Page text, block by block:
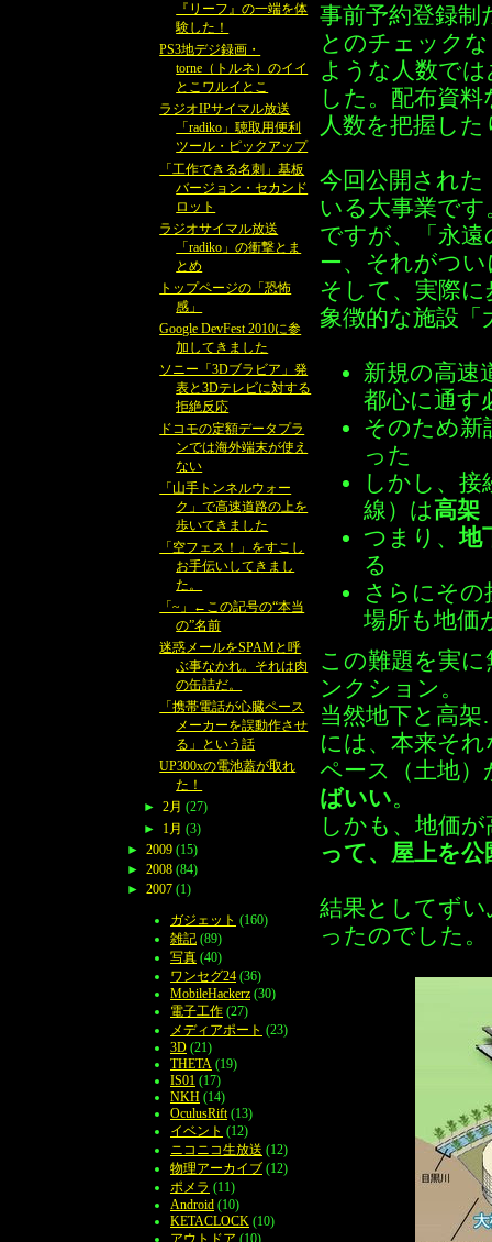
事前予約登録
とのチェック
ような人数で
した。配布資
人数を把握し
今回公開された
いる大事業で
ですが、「永
ー、それがつ
そして、実際
象徴的な施設
新規の高速
都心に通す
そのため新
った
しかし、接
線）は高架
つまり、地
る
さらにその
場所も地価
この難題を実
ンクション。
当然地下と高
には、本来そ
ペース（土地）
ばいい。
しかも、地価
って、屋上を
結果としてず
ったのでした。
『リーフ』の一端を体
験した！
PS3地デジ録画・
torne（トルネ）のイイ
とこワルイとこ
ラジオIPサイマル放送
「radiko」聴取用便利
ツール・ピックアップ
「工作できる名刺」基板
バージョン・セカンド
ロット
ラジオサイマル放送
「radiko」の衝撃とま
とめ
トップページの「恐怖
感」
Google DevFest 2010に参
加してきました
ソニー「3Dブラビア」発
表と3Dテレビに対する
拒絶反応
ドコモの定額データプラ
ンでは海外端末が使え
ない
「山手トンネルウォー
ク」で高速道路の上を
歩いてきました
「空フェス！」をすこし
お手伝いしてきまし
た。
「~」←この記号の“本当
の”名前
迷惑メールをSPAMと呼
ぶ事なかれ。それは肉
の缶詰だ。
「携帯電話が心臓ペース
メーカーを誤動作させ
る」という話
UP300xの電池蓋が取れ
た！
► 2月 (27)
►
1月 (3)
► 2009 (15)
► 2008 (84)
► 2007 (1)
ガジェット (160)
雑記 (89)
写真 (40)
ワンセグ24 (36)
MobileHackerz (30)
電子工作 (27)
メディアポート (23)
3D (21)
THETA (19)
IS01 (17)
NKH (14)
OculusRift (13)
イベント (12)
ニコニコ生放送 (12)
物理アーカイブ (12)
ポメラ (11)
Android (10)
KETACLOCK (10)
アウトドア (10)